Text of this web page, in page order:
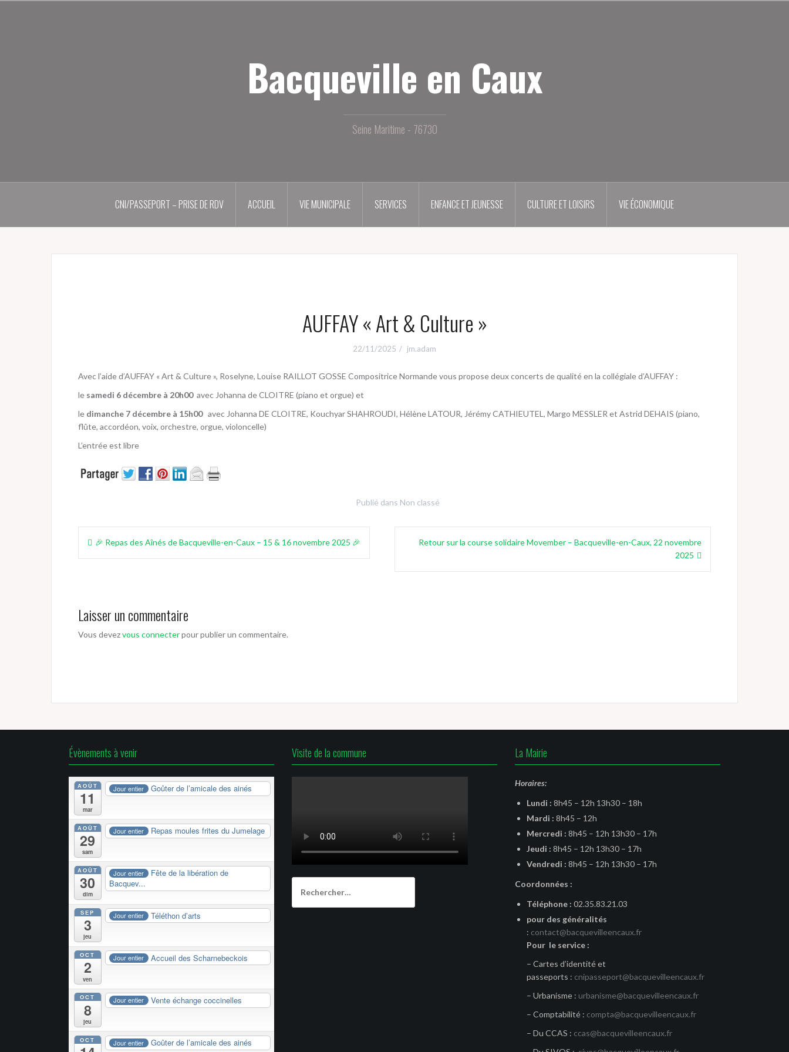
Bacqueville en Caux
Seine Maritime - 76730
CNI/PASSEPORT – PRISE DE RDV ACCUEIL VIE MUNICIPALE SERVICES ENFANCE ET JEUNESSE CULTURE ET LOISIRS VIE ÉCONOMIQUE
AUFFAY « Art & Culture »
22/11/2025 jm.adam
Avec l’aide d’AUFFAY « Art & Culture », Roselyne, Louise RAILLOT GOSSE Compositrice Normande vous propose deux concerts de qualité en la collégiale d’AUFFAY :
le samedi 6 décembre à 20h00avec Johanna de CLOITRE (piano et orgue) et
le dimanche 7 décembre à 15h00avec Johanna DE CLOITRE, Kouchyar SHAHROUDI, Hélène LATOUR, Jérémy CATHIEUTEL, Margo MESSLER et Astrid DEHAIS (piano,
flûte, accordéon, voix, orchestre, orgue, violoncelle)
L’entrée est libre
Publié dans Non classé
Navigation
🎉 Repas des Aînés de Bacqueville-en-Caux – 15 & 16 novembre 2025 🎉
Retour sur la course solidaire Movember – Bacqueville-en-Caux, 22 novembre
2025
Laisser un commentaire
Vous devezvous connecterpour publier un commentaire.
Évènements à venir
AOÛT
11
mar
Jour entier Goûter de l’amicale des ainés
AOÛT
29
sam
Jour entier Repas moules frites du Jumelage
AOÛT
30
dim
Jour entier
Fête de la libération de
Bacquev...
SEP
3
jeu
Jour entier Téléthon d’arts
OCT
2
ven
Jour entier Accueil des Scharnebeckois
OCT
8
jeu
Jour entier Vente échange coccinelles
OCT Jour entier Goûter de l’amicale des ainés
Visite de la commune La Mairie
Horaires:
Lundi : 8h45 – 12h 13h30 – 18h
Mardi : 8h45 – 12h
Mercredi : 8h45 – 12h 13h30 – 17h
Jeudi : 8h45 – 12h 13h30 – 17h
Vendredi : 8h45 – 12h 13h30 – 17h
Coordonnées :
Téléphone : 02.35.83.21.03
pour des généralités
: contact@bacquevilleencaux.fr
Pour le service :
– Cartes d’identité et
passeports : cnipasseport@bacquevilleencaux.fr
– Urbanisme : urbanisme@bacquevilleencaux.fr
– Comptabilité : compta@bacquevilleencaux.fr
– Du CCAS : ccas@bacquevilleencaux.fr